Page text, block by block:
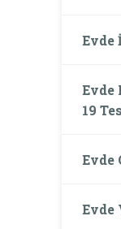
Evde
Evde
19
Evde
Evde